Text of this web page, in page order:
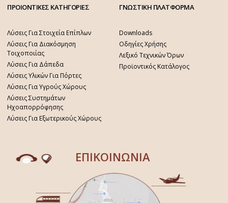
ΠΡΟΙΟΝΤΙΚΕΣ ΚΑΤΗΓΟΡΙΕΣ
Λύσεις Για Στοιχεία Επίπλων
Λύσεις Για Διακόσμηση
Τοιχοποιίας
Λύσεις Για Δάπεδα
Λύσεις Υλικών Για Πόρτες
Λύσεις Για Υγρούς Χώρους
Λύσεις Συστημάτων
Ηχοαπορρόφησης
Λύσεις Για Εξωτερικούς Χώρους
ΓΝΩΣΤΙΚΗ ΠΛΑΤΦΟΡΜΑ
Downloads
Οδηγίες Χρήσης
Λεξικό Τεχνικών Όρων
Προϊοντικός Κατάλογος
ΕΠΙΚΟΙΝΩΝΙΑ